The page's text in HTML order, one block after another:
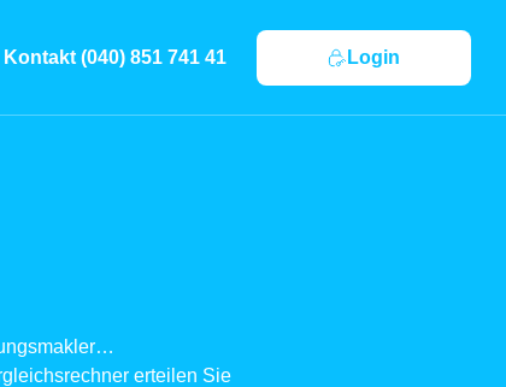
Kontakt (040) 851 741 41 Login
erteilen Sie